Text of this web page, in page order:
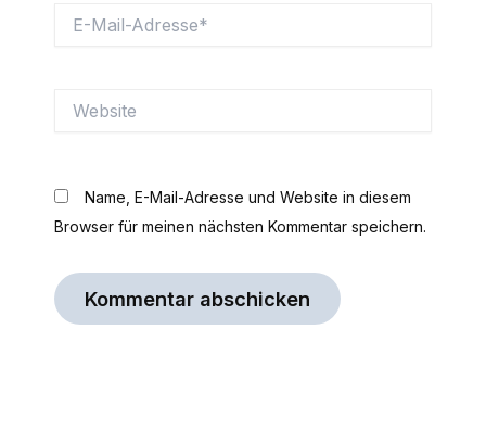
Mail-
Name, E-Mail-Adresse und Website in diesem
Browser für meinen nächsten Kommentar speichern.